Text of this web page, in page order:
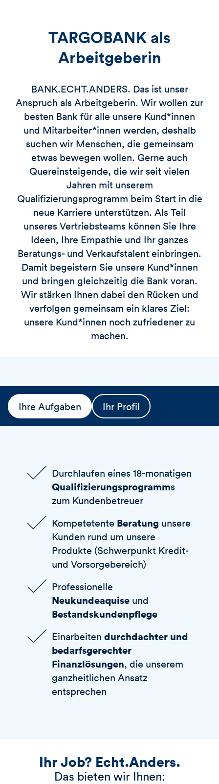
TARGOBANK als
Arbeitgeberin
BANK.ECHT.ANDERS. Das ist unser
Anspruch als Arbeitgeberin. Wir wollen zur
besten Bank für alle unsere Kund*innen
und Mitarbeiter*innen werden, deshalb
suchen wir Menschen, die gemeinsam
etwas bewegen wollen. Gerne auch
Quereinsteigende, die wir seit vielen
Jahren mit unserem
Qualifizierungsprogramm beim Start in die
neue Karriere unterstützen. Als Teil
unseres Vertriebsteams können Sie Ihre
Ideen, Ihre Empathie und Ihr ganzes
Beratungs- und Verkaufstalent einbringen.
Damit begeistern Sie unsere Kund*innen
und bringen gleichzeitig die Bank voran.
Wir stärken Ihnen dabei den Rücken und
verfolgen gemeinsam ein klares Ziel:
unsere Kund*innen noch zufriedener zu
machen.
Ihre Aufgaben Ihr Profil
Durchlaufen eines 18-monatigen
Qualifizierungsprogramms
zum Kundenbetreuer
Kompetetente Beratung unsere
Kunden rund um unsere
Produkte (Schwerpunkt Kredit-
und Vorsorgebereich)
Professionelle
Neukundeaquise und
Bestandskundenpflege
Einarbeiten durchdachter und
bedarfsgerechter
Finanzlösungen, die unserem
ganzheitlichen Ansatz
entsprechen
Ihr Job? Echt.Anders.
Das bieten wir Ihnen: